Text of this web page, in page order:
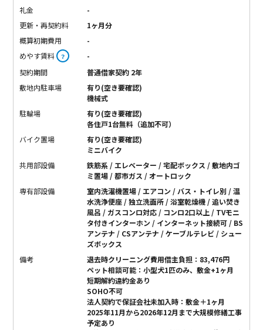
礼金
-
更新・再契約料
1ヶ月分
概算初期費用
-
めやす賃料 ？
-
契約期間
普通借家契約 2年
敷地内駐車場
有り(空き要確認)
機械式
駐輪場
有り(空き要確認)
各住戸1台無料（追加不可）
バイク置場
有り(空き要確認)
ミニバイク
共用部設備
鉄筋系 / エレベーター / 宅配ボックス / 敷地内ゴ
ミ置場 / 都市ガス / オートロック
専有部設備
室内洗濯機置場 / エアコン / バス・トイレ別 / 温
水洗浄便座 / 独立洗面所 / 浴室乾燥機 / 追い焚き
風呂 / ガスコンロ対応 / コンロ2口以上 / TVモニ
タ付きインターホン / インターネット接続可 / BS
アンテナ / CSアンテナ / ケーブルテレビ / シュー
ズボックス
備考
退去時クリーニング費用借主負担：83,476円
ペット相談可能：小型犬1匹のみ、敷金+1ヶ月
短期解約違約金あり
SOHO不可
法人契約で保証会社未加入時：敷金＋1ヶ月
2025年11月から2026年12月まで大規模修繕工事
予定あり